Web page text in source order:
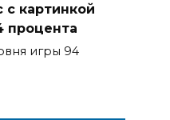
с картинкой
процента
игры 94